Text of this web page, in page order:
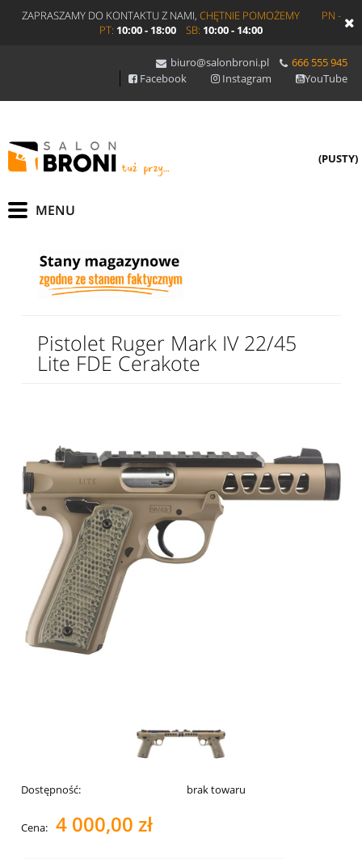
ZAPRASZAMY DO KONTAKTU Z NAMI, CHĘTNIE POMOŻEMY
PN -
PT: 10:00 - 18:00 SB: 10:00 - 14:00
biuro@salonbroni.pl
666 555 945
Facebook
Instagram YouTube
(PUSTY)
Pistolet Ruger Mark IV 22/45
Lite FDE Cerakote
Dostępność: brak towaru
Cena: 4 000,00 zł